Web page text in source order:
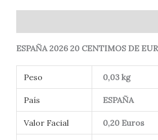
ESPAÑA 2026 20 CENTIMOS DE
Peso 0,03 kg
País ESPAÑA
Valor Facial 0,20 Euros